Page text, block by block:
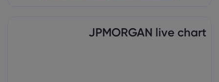
JPMORGAN live chart